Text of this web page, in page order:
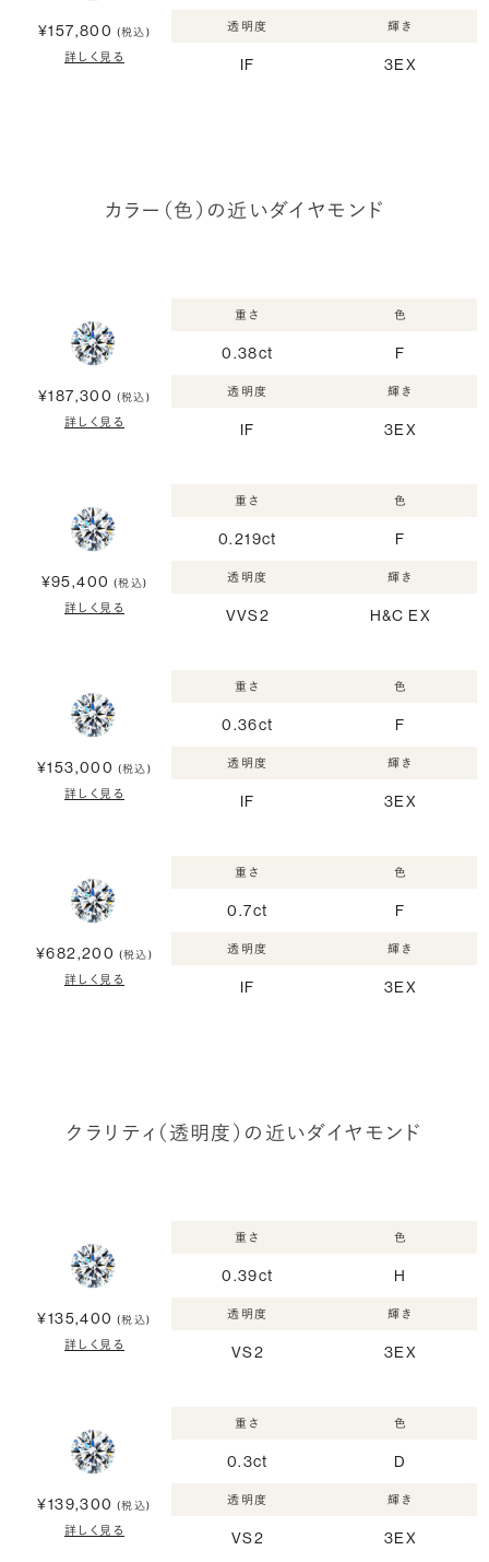
¥157,800 (税込)
詳しく見る
透明度
IF
輝き
3EX
カラー（色）の近いダイヤモンド
¥187,300 (税込)
詳しく見る
重さ
0.38ct
色
F
透明度
IF
輝き
3EX
¥95,400 (税込)
詳しく見る
重さ
0.219ct
色
F
透明度
VVS2
輝き
H&C EX
¥153,000 (税込)
詳しく見る
重さ
0.36ct
色
F
透明度
IF
輝き
3EX
¥682,200 (税込)
詳しく見る
重さ
0.7ct
色
F
透明度
IF
輝き
3EX
クラリティ（透明度）の近いダイヤモンド
¥135,400 (税込)
詳しく見る
重さ
0.39ct
色
H
透明度
VS2
輝き
3EX
¥139,300 (税込)
詳しく見る
重さ
0.3ct
色
D
透明度
VS2
輝き
3EX